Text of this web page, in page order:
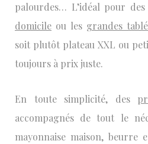
palourdes… L’idéal pour des
domicile ou les grandes
soit plutôt plateau XXL ou
toujours à prix juste.
En toute simplicité, des
accompagnés de tout le
mayonnaise maison, beurre